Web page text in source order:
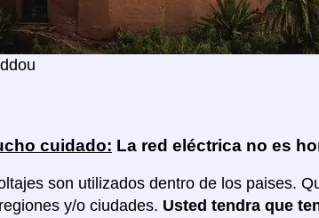
cuidado: La red eléctrica no es
son utilizados dentro de los paises.
y/o ciudades. Usted tendra que